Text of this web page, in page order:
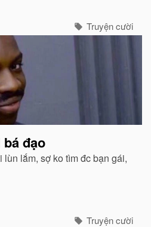
Truyện cười
đạo
lắm, sợ ko tìm đc bạn gái,
Truyện cười